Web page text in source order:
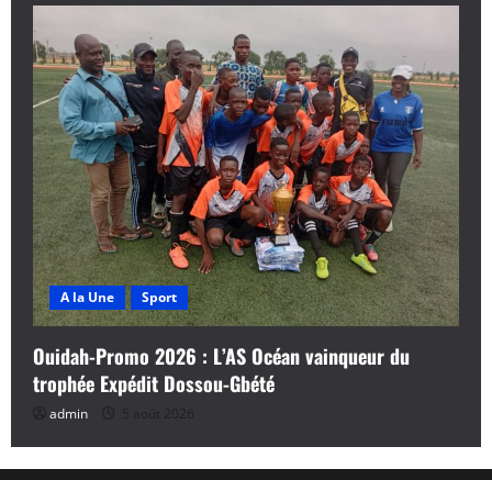
A la Une Sport
Ouidah-Promo 2026 : L’AS Océan vainqueur du
trophée Expédit Dossou-Gbété
admin 5 août 2026